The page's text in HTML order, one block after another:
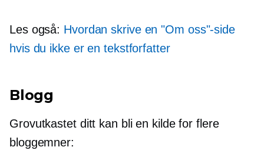
Les også: Hvordan skrive en "Om oss"-side
hvis du ikke er en tekstforfatter
Blogg
Grovutkastet ditt kan bli en kilde for flere
bloggemner: